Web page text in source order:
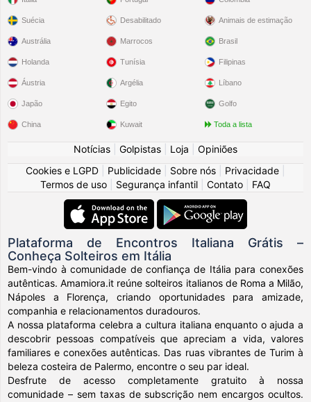
Suécia Desabilitado Animais de estimação
Austrália
Holanda
Áustria
Japão
China
Marrocos
Tunísia
Argélia
Egito
Kuwait
Brasil
Filipinas
Líbano
Golfo
Toda a lista
Notícias Golpistas Loja
Opiniões
Cookies e LGPD
Publicidade Sobre nós Privacidade
Termos de uso
Segurança infantil Contato FAQ
Plataforma de Encontros Italiana Grátis –
Conheça Solteiros em Itália
Bem-vindo à comunidade de confiança de Itália para conexões
autênticas. Amamiora.it reúne solteiros italianos de Roma a Milão,
Nápoles a Florença, criando oportunidades para amizade,
companhia e relacionamentos duradouros.
A nossa plataforma celebra a cultura italiana enquanto o ajuda a
descobrir pessoas compatíveis que apreciam a vida, valores
familiares e conexões autênticas. Das ruas vibrantes de Turim à
beleza costeira de Palermo, encontre o seu par ideal.
Desfrute de acesso completamente gratuito à nossa
comunidade – sem taxas de subscrição nem encargos ocultos.